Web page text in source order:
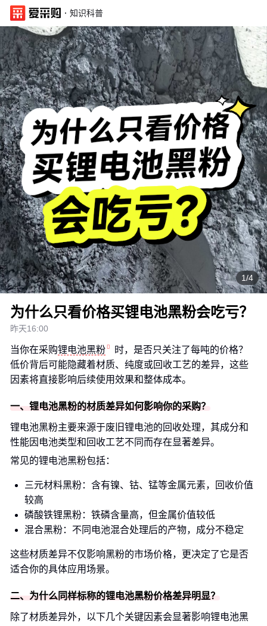
· 知识科普
1/4
为什么只看价格买锂电池黑粉会吃亏？
昨天16:00
当你在采购锂电池黑粉
时，是否只关注了每吨的价格？
低价背后可能隐藏着材质、纯度或回收工艺的差异，这些
因素将直接影响后续使用效果和整体成本。
一、锂电池黑粉的材质差异如何影响你的采购？
锂电池黑粉主要来源于废旧锂电池的回收处理，其成分和
性能因电池类型和回收工艺不同而存在显著差异。
常见的锂电池黑粉包括：
三元材料黑粉：含有镍、钴、锰等金属元素，回收价值
较高
磷酸铁锂黑粉：铁磷含量高，但金属价值较低
混合黑粉：不同电池混合处理后的产物，成分不稳定
这些材质差异不仅影响黑粉的市场价格，更决定了它是否
适合你的具体应用场景。
二、为什么同样标称的锂电池黑粉价格差异明显？
除了材质差异外，以下几个关键因素会显著影响锂电池黑